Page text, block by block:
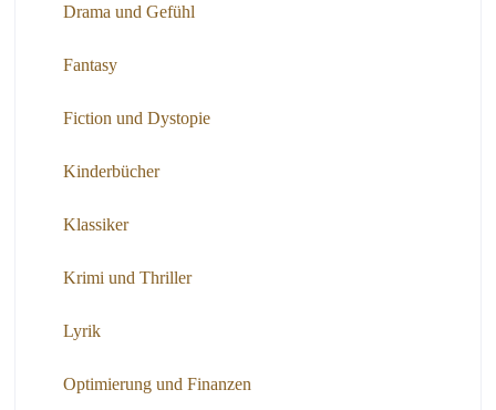
Drama und Gefühl
Fantasy
Fiction und Dystopie
Kinderbücher
Klassiker
Krimi und Thriller
Lyrik
Optimierung und Finanzen